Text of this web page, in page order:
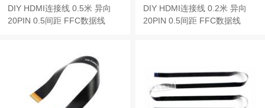
DIY HDMI连接线 0.2米 异向
20PIN 0.5间距 FFC数据线
DIY HDMI连接线 0.5米 异向
20PIN 0.5间距 FFC数据线